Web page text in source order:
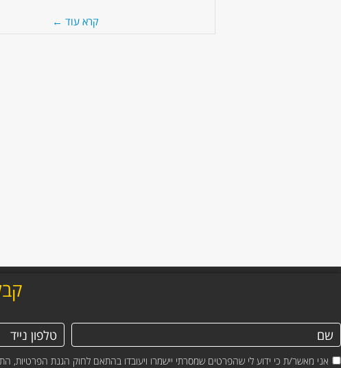
קרא עוד ←
אני מאשר/ת כי ידוע לי שהפרטים שמסרתי יישמרו ויעובדו בהתאם לחוק הגנת הפרטיות, התשמ"א–1981 (כולל תיקון